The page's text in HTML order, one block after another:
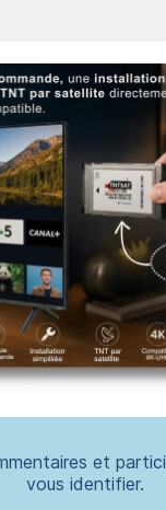
et
vous identifier.